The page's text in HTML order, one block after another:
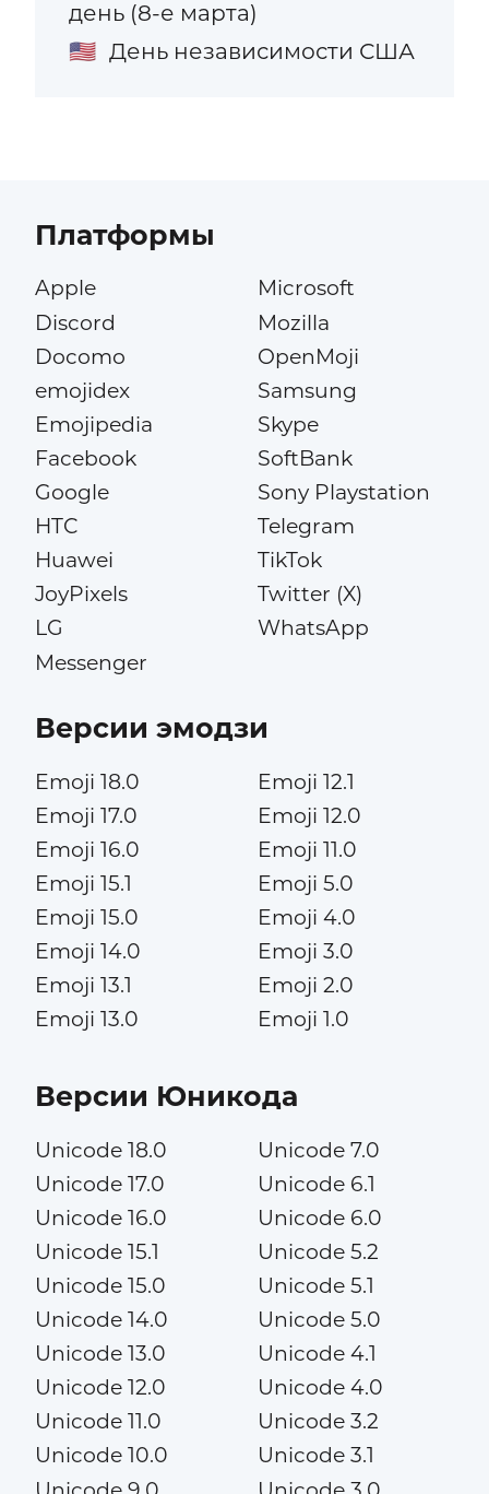
день (8-е марта)
🇺🇸 День независимости США
Платформы
Apple
Discord
Docomo
emojidex
Emojipedia
Facebook
Google
HTC
Huawei
JoyPixels
LG
Messenger
Microsoft
Mozilla
OpenMoji
Samsung
Skype
SoftBank
Sony Playstation
Telegram
TikTok
Twitter (X)
WhatsApp
Версии эмодзи
Emoji 18.0
Emoji 17.0
Emoji 16.0
Emoji 15.1
Emoji 15.0
Emoji 14.0
Emoji 13.1
Emoji 13.0
Emoji 12.1
Emoji 12.0
Emoji 11.0
Emoji 5.0
Emoji 4.0
Emoji 3.0
Emoji 2.0
Emoji 1.0
Версии Юникода
Unicode 18.0
Unicode 17.0
Unicode 16.0
Unicode 15.1
Unicode 15.0
Unicode 14.0
Unicode 13.0
Unicode 12.0
Unicode 11.0
Unicode 10.0
Unicode 7.0
Unicode 6.1
Unicode 6.0
Unicode 5.2
Unicode 5.1
Unicode 5.0
Unicode 4.1
Unicode 4.0
Unicode 3.2
Unicode 3.1